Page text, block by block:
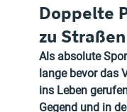
Doppelte
zu Straßen
Als absolute
lange bevor das
ins Leben
Gegend und in